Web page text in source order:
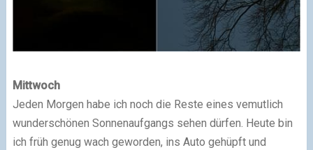
Mittwoch
Jeden Morgen habe ich noch die Reste eines vemutlich
wunderschönen Sonnenaufgangs sehen dürfen. Heute bin
ich früh genug wach geworden, ins Auto gehüpft und